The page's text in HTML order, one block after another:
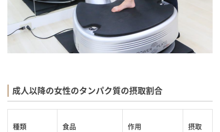
成人以降の女性のタンパク質の摂取割合
種類 食品 作用
摂取